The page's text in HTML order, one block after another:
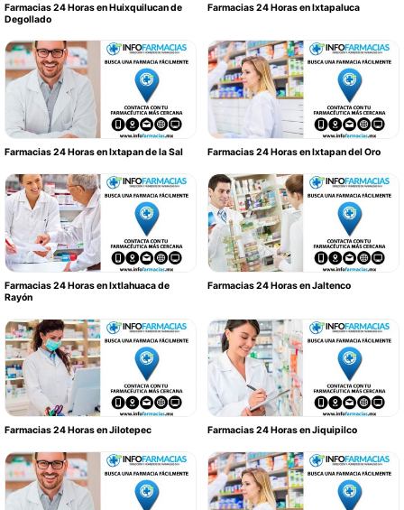
Farmacias 24 Horas en Huixquilucan de
Degollado
Farmacias 24 Horas en Ixtapaluca
Farmacias 24 Horas en Ixtapan de la Sal Farmacias 24 Horas en Ixtapan del Oro
Farmacias 24 Horas en Ixtlahuaca de
Rayón
Farmacias 24 Horas en Jaltenco
Farmacias 24 Horas en Jilotepec Farmacias 24 Horas en Jiquipilco